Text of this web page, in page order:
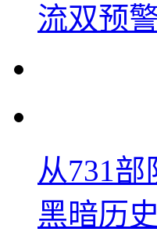
流双预警
从731
黑暗历